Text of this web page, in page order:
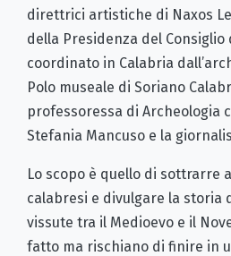
direttrici artistiche di Naxos
della Presidenza del Consiglio
coordinato in Calabria
Polo museale di Soriano
professoressa di Archeologia
Stefania Mancuso e la
Lo scopo è quello di sottrarre
calabresi e divulgare la storia
vissute tra il Medioevo e il
fatto ma rischiano di finire in